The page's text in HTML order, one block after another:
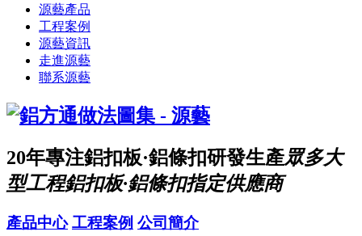
源藝產品
工程案例
源藝資訊
走進源藝
聯系源藝
20年專注鋁扣板·鋁條扣研發生產眾多大
型工程鋁扣板·鋁條扣指定供應商
產品中心 工程案例 公司簡介